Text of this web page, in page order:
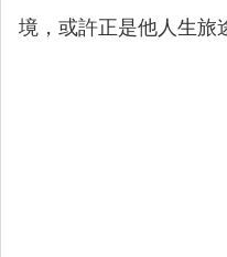
境，或許正是他人生旅